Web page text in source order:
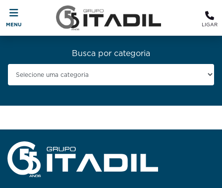
MENU LIGAR
Busca por categoria